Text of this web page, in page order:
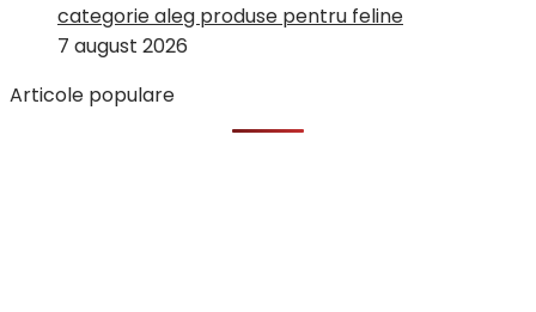
categorie aleg produse pentru feline
7 august 2026
Articole populare